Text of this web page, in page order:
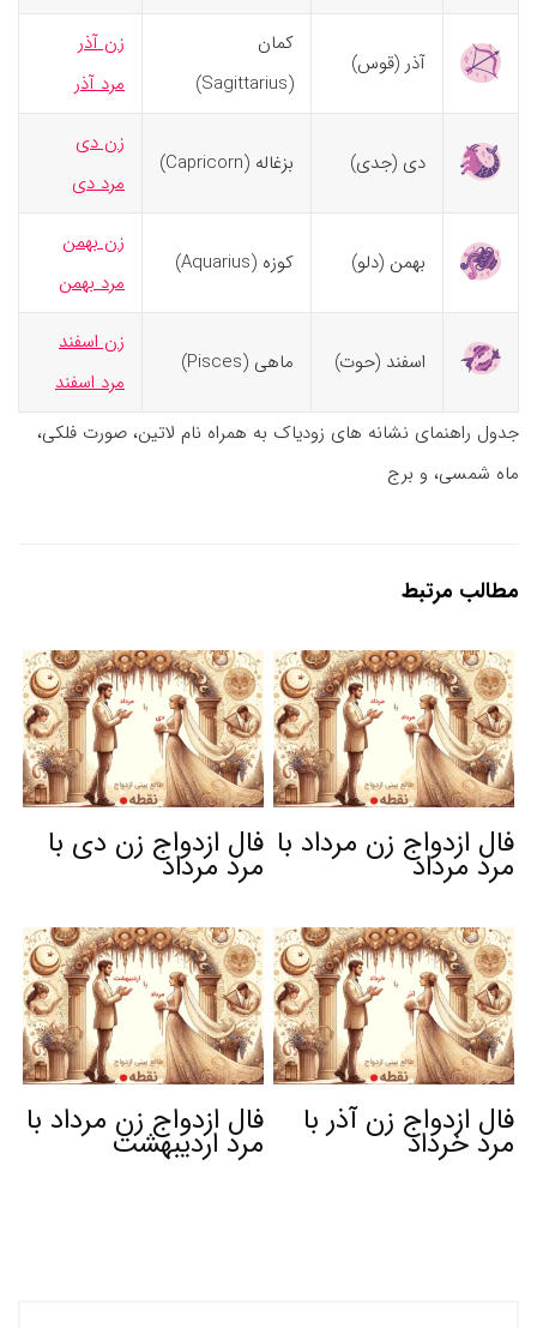
آذر (قوس)
کمان
(Sagittarius)
زن آذر
مرد آذر
دی (جدی) بزغاله (Capricorn)
زن دی
مرد دی
بهمن (دلو) کوزه (Aquarius)
زن بهمن
مرد بهمن
اسفند (حوت) ماهی (Pisces)
زن اسفند
مرد اسفند
جدول راهنمای نشانه های زودیاک به همراه نام لاتین، صورت فلکی،
ماه شمسی، و برج
مطالب مرتبط
فال ازدواج زن مرداد با
مرد مرداد
فال ازدواج زن دی با
مرد مرداد
فال ازدواج زن آذر با
مرد خرداد
فال ازدواج زن مرداد با
مرد اردیبهشت